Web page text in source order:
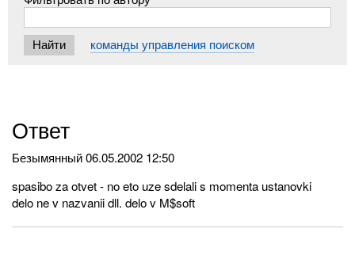
команды управления поиском
Ответ
Безымянный06.05.2002 12:50
spasibo za otvet - no eto uze sdelali s momenta ustanovki
delo ne v nazvanii dll. delo v M$soft